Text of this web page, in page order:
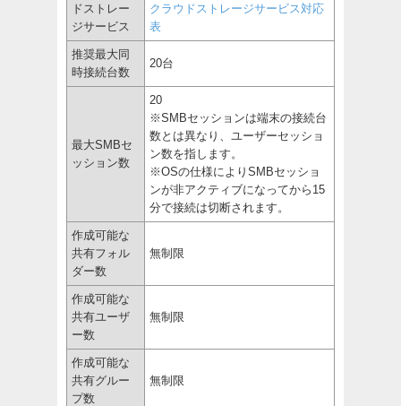
ドストレー
ジサービス
クラウドストレージサービス対応
表
推奨最大同
時接続台数
20台
最大SMBセ
ッション数
20
※SMBセッションは端末の接続台
数とは異なり、ユーザーセッショ
ン数を指します。
※OSの仕様によりSMBセッショ
ンが非アクティブになってから15
分で接続は切断されます。
作成可能な
共有フォル
ダー数
無制限
作成可能な
共有ユーザ
ー数
無制限
作成可能な
共有グルー
プ数
無制限